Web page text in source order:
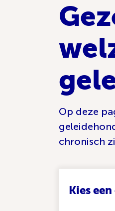
Op deze
chronisch
Kies